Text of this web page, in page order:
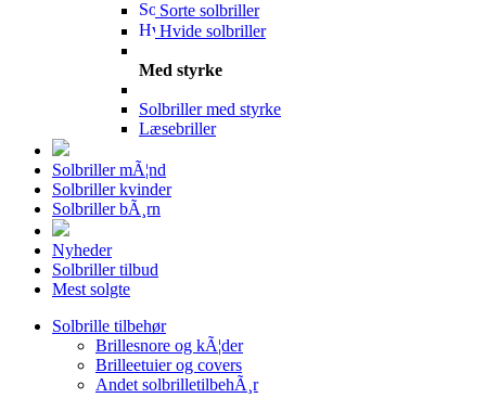
Sorte solbriller
Hvide solbriller
Med styrke
Solbriller med styrke
Læsebriller
Solbriller mÃ¦nd
Solbriller kvinder
Solbriller bÃ¸rn
Nyheder
Solbriller tilbud
Mest solgte
Solbrille tilbehør
Brillesnore og kÃ¦der
Brilleetuier og covers
Andet solbrilletilbehÃ¸r